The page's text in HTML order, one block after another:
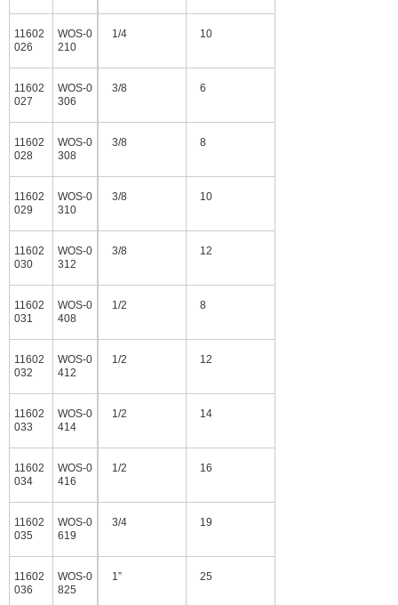
11602
026
WOS-0
210
11602
027
WOS-0
306
11602
028
WOS-0
308
11602
029
WOS-0
310
11602
030
WOS-0
312
11602
031
WOS-0
408
11602
032
WOS-0
412
11602
033
WOS-0
414
11602
034
WOS-0
416
11602
035
WOS-0
619
11602
036
WOS-0
825
1/4 10
3/8 6
3/8 8
3/8 10
3/8 12
1/2 8
1/2 12
1/2 14
1/2 16
3/4 19
1” 25